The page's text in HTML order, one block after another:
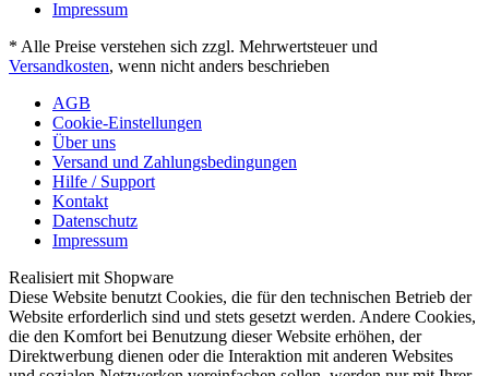
Impressum
* Alle Preise verstehen sich zzgl. Mehrwertsteuer und
Versandkosten, wenn nicht anders beschrieben
AGB
Cookie-Einstellungen
Über uns
Versand und Zahlungsbedingungen
Hilfe / Support
Kontakt
Datenschutz
Impressum
Realisiert mit Shopware
Diese Website benutzt Cookies, die für den technischen Betrieb der
Website erforderlich sind und stets gesetzt werden. Andere Cookies,
die den Komfort bei Benutzung dieser Website erhöhen, der
Direktwerbung dienen oder die Interaktion mit anderen Websites